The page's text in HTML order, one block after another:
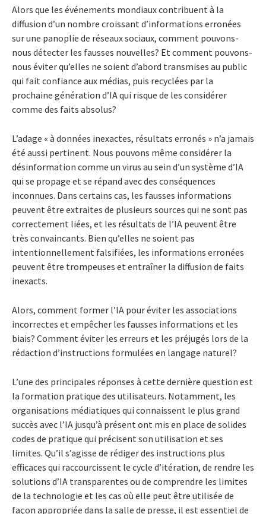
Alors que les événements mondiaux contribuent à la
diffusion d’un nombre croissant d’informations erronées
sur une panoplie de réseaux sociaux, comment pouvons-
nous détecter les fausses nouvelles? Et comment pouvons-
nous éviter qu’elles ne soient d’abord transmises au public
qui fait confiance aux médias, puis recyclées par la
prochaine génération d’IA qui risque de les considérer
comme des faits absolus?
L’adage « à données inexactes, résultats erronés » n’a jamais
été aussi pertinent. Nous pouvons même considérer la
désinformation comme un virus au sein d’un système d’IA
qui se propage et se répand avec des conséquences
inconnues. Dans certains cas, les fausses informations
peuvent être extraites de plusieurs sources qui ne sont pas
correctement liées, et les résultats de l’IA peuvent être
très convaincants. Bien qu’elles ne soient pas
intentionnellement falsifiées, les informations erronées
peuvent être trompeuses et entraîner la diffusion de faits
inexacts.
Alors, comment former l’IA pour éviter les associations
incorrectes et empêcher les fausses informations et les
biais? Comment éviter les erreurs et les préjugés lors de la
rédaction d’instructions formulées en langage naturel?
L’une des principales réponses à cette dernière question est
la formation pratique des utilisateurs. Notamment, les
organisations médiatiques qui connaissent le plus grand
succès avec l’IA jusqu’à présent ont mis en place de solides
codes de pratique qui précisent son utilisation et ses
limites. Qu’il s’agisse de rédiger des instructions plus
efficaces qui raccourcissent le cycle d’itération, de rendre les
solutions d’IA transparentes ou de comprendre les limites
de la technologie et les cas où elle peut être utilisée de
façon appropriée dans la salle de presse, il est essentiel de